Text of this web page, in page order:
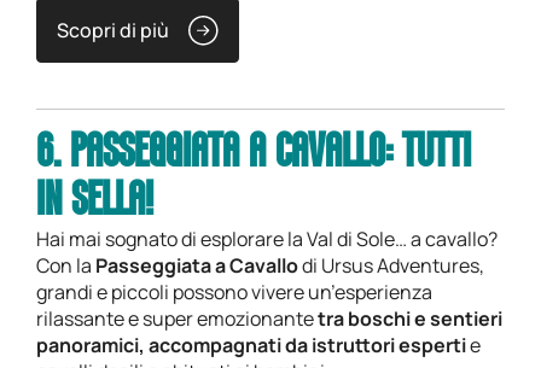
Scopri di più
6. PASSEGGIATA A CAVALLO: TUTTI
IN SELLA!
Hai mai sognato di esplorare la Val di Sole… a cavallo?
Con la Passeggiata a Cavallodi Ursus Adventures,
grandi e piccoli possono vivere un’esperienza
rilassante e super emozionantetra boschi e sentieri
panoramici, accompagnati da istruttori espertie